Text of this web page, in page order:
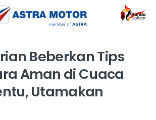
Beberkan Tips
Aman di Cuaca
Utamakan